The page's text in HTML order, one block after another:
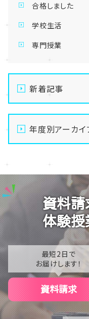
合格しました
学校生活
専門授業
新着記事
【宇都宮】手先
デトックス、はじ
【宇都宮】生徒
【宇都宮】校舎
【宇都宮】推し
年度別アーカイ
2025
2024
資料請
体験授
最短2日で
お届けします！
資料請求